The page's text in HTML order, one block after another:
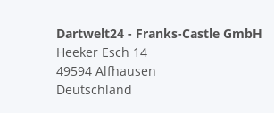
Dartwelt24 - Franks-Castle GmbH
Heeker Esch 14
49594 Alfhausen
Deutschland